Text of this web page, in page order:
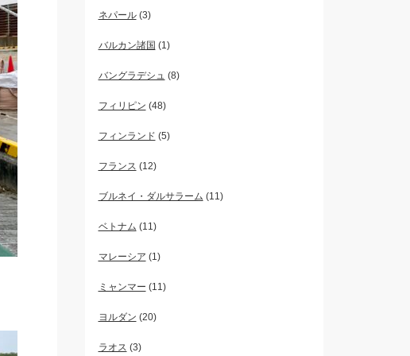
ネパール(3)
バルカン諸国 (1)
バングラデシュ (8)
フィリピン (48)
フィンランド (5)
フランス (12)
ブルネイ・ダルサラーム (11)
ベトナム (11)
マレーシア (1)
ミャンマー (11)
ヨルダン (20)
ラオス (3)